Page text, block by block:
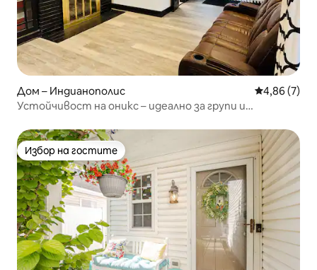
Дом – Индианополис Средна
4,86 (7)
Устойчивост на оникс – идеално за групи и
Избор на гостите
Избор на гостите